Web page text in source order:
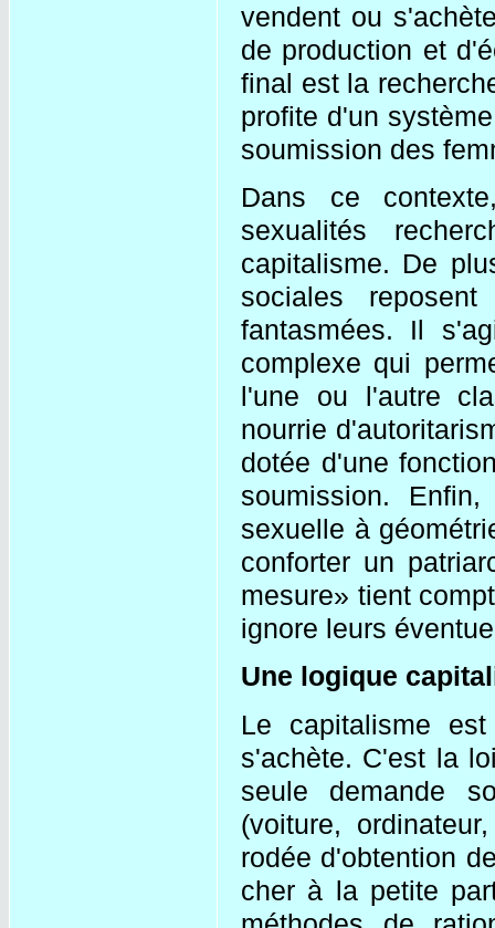
vendent ou
de production et
final est la
profite d'un
soumission des
Dans ce
sexualités
capitalisme. De
sociales
fantasmées. Il
complexe qui
l'une ou l'autre
nourrie
dotée d'une
soumission.
sexuelle à
conforter un
mesure» tient
ignore leurs
Une logique
Le capitalisme
s'achète. C'est la
seule demande
(voiture,
rodée d'obtention
cher à la petite